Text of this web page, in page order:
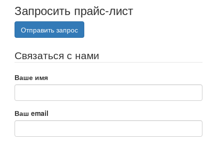
Запросить прайс-лист
Отправить запрос
Связаться с нами
Ваше имя
Ваш email